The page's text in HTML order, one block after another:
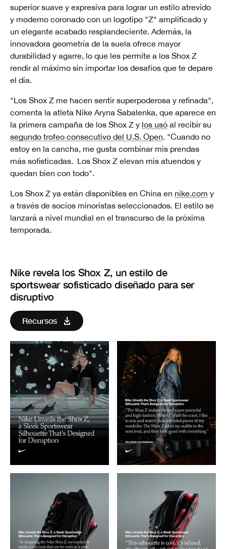
superior suave y expresiva para lograr un estilo atrevido
y moderno coronado con un logotipo "Z" amplificado y
un elegante acabado resplandeciente. Además, la
innovadora geometría de la suela ofrece mayor
durabilidad y agarre, lo que les permite a los Shox Z
rendir al máximo sin importar los desafíos que te depare
el día.
"Los Shox Z me hacen sentir superpoderosa y refinada",
comenta la atleta Nike Aryna Sabalenka, que aparece en
la primera campaña de los Shox Z y los usó al recibir su
segundo trofeo consecutivo del U.S. Open . "Cuando no
estoy en la cancha, me gusta combinar mis prendas
más sofisticadas. Los Shox Z elevan mis atuendos y
quedan bien con todo".
Los Shox Z ya están disponibles en China en nike.com y
a través de socios minoristas seleccionados. El estilo se
lanzará a nivel mundial en el transcurso de la próxima
temporada.
Nike revela los Shox Z, un estilo de
sportswear sofisticado diseñado para ser
disruptivo
Recursos